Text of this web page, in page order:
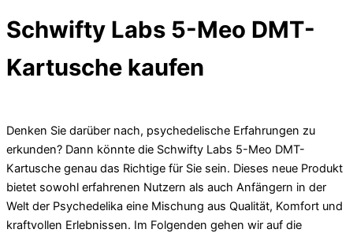
Schwifty Labs 5-Meo DMT-
Kartusche kaufen
Denken Sie darüber nach, psychedelische Erfahrungen zu
erkunden? Dann könnte die Schwifty Labs 5-Meo DMT-
Kartusche genau das Richtige für Sie sein. Dieses neue Produkt
bietet sowohl erfahrenen Nutzern als auch Anfängern in der
Welt der Psychedelika eine Mischung aus Qualität, Komfort und
kraftvollen Erlebnissen. Im Folgenden gehen wir auf die